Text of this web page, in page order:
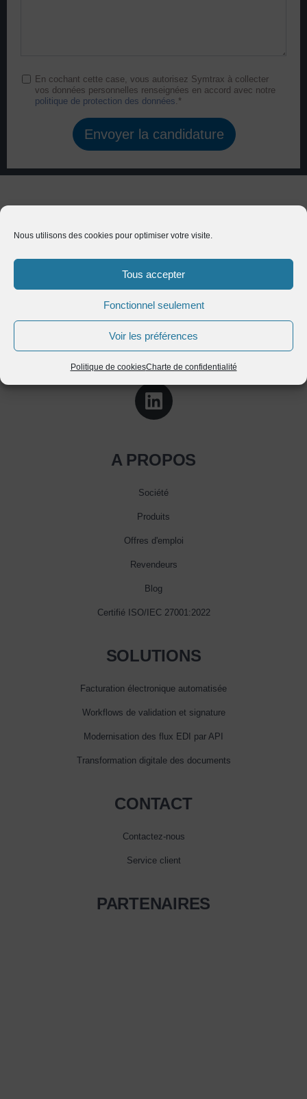
Nous utilisons des cookies pour optimiser votre visite.
Tous accepter
Fonctionnel seulement
Voir les préférences
Politique de cookiesCharte de confidentialité
En cochant cette case, vous autorisez Symtrax à collecter
vos données personnelles renseignées en accord avec notre
politique de protection des données .*
A PROPOS
Société
Produits
Offres d'emploi
Revendeurs
Blog
Certifié ISO/IEC 27001:2022
SOLUTIONS
Facturation électronique automatisée
Workflows de validation et signature
Modernisation des flux EDI par API
Transformation digitale des documents
CONTACT
Contactez-nous
Service client
PARTENAIRES